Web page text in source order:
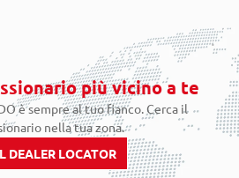
più vicino a te
è sempre al tuo fianco. Cerca il
nella tua zona.
DEALER LOCATOR